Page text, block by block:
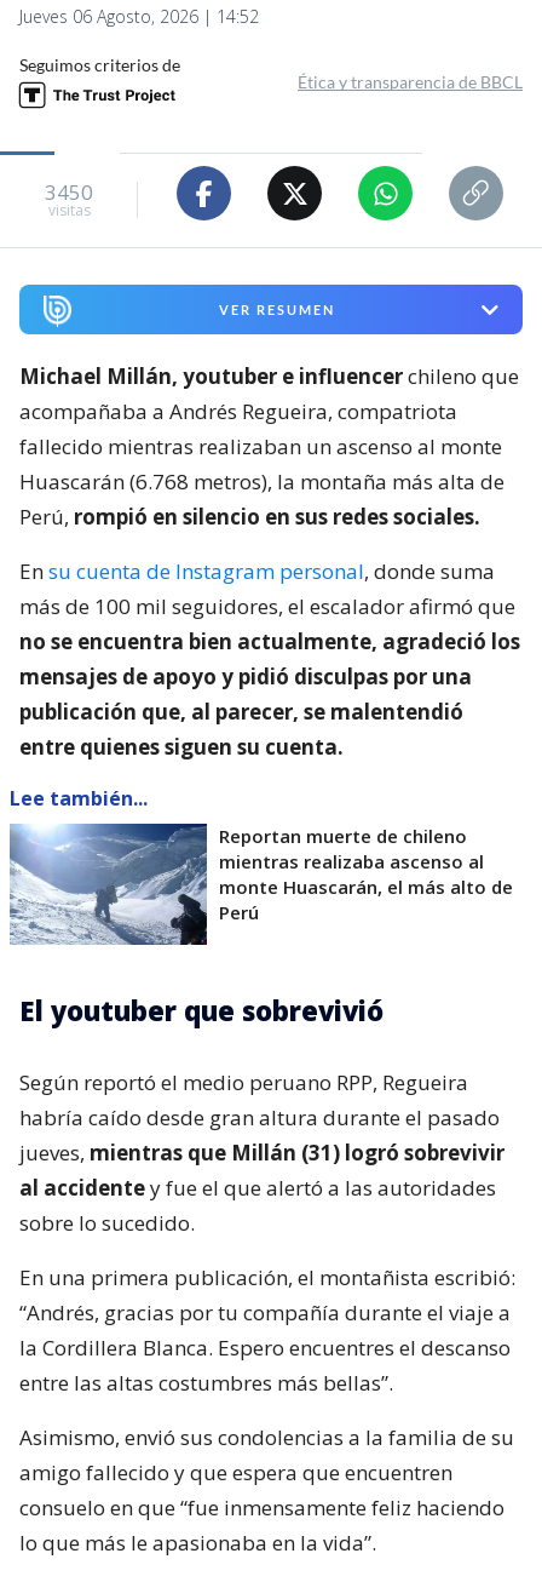
Jueves 06 Agosto, 2026 | 14:52
Seguimos criterios de
Ética y transparencia de BBCL
3450
visitas
VER RESUMEN
Michael Millán, youtuber e influencerchileno que
acompañaba a Andrés Regueira, compatriota
fallecido mientras realizaban un ascenso al monte
Huascarán (6.768 metros), la montaña más alta de
Perú, rompió en silencio en sus redes sociales.
Ensu cuenta de Instagram personal, donde suma
más de 100 mil seguidores, el escalador afirmó que
no se encuentra bien actualmente, agradeció los
mensajes de apoyo y pidió disculpas por una
publicación que, al parecer, se malentendió
entre quienes siguen su cuenta.
Lee también...
Reportan muerte de chileno
mientras realizaba ascenso al
monte Huascarán, el más alto de
Perú
El youtuber que sobrevivió
Según reportó el medio peruano RPP, Regueira
habría caído desde gran altura durante el pasado
jueves, mientras que Millán (31) logró sobrevivir
al accidentey fue el que alertó a las autoridades
sobre lo sucedido.
En una primera publicación, el montañista escribió:
“Andrés, gracias por tu compañía durante el viaje a
la Cordillera Blanca. Espero encuentres el descanso
entre las altas costumbres más bellas”.
Asimismo, envió sus condolencias a la familia de su
amigo fallecido y que espera que encuentren
consuelo en que “fue inmensamente feliz haciendo
lo que más le apasionaba en la vida”.